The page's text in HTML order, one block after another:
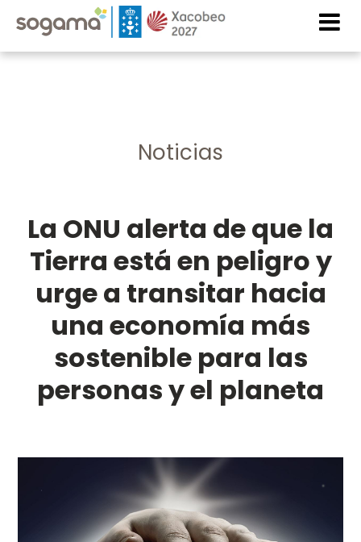
Pasar al contenido principal
Imaxe Imaxe
Noticias
La ONU alerta de que la
Tierra está en peligro y
urge a transitar hacia
una economía más
sostenible para las
personas y el planeta